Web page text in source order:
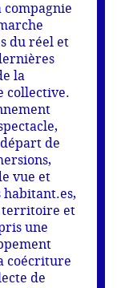
compagnie
du réel et
la
collective.
de
vue et
habitant.es,
territoire et
une
coécriture
de